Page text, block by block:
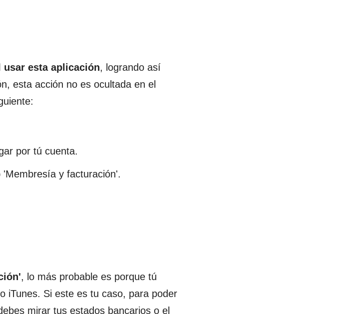
usar esta aplicación, logrando así
esta acción no es ocultada en el
por tú cuenta.
'Membresía y facturación'.
, lo más probable es porque tú
iTunes. Si este es tu caso, para poder
mirar tus estados bancarios o el